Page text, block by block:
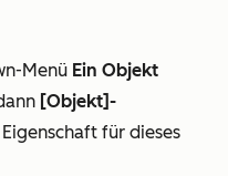
Menü Ein Objekt
[Objekt]-
für dieses